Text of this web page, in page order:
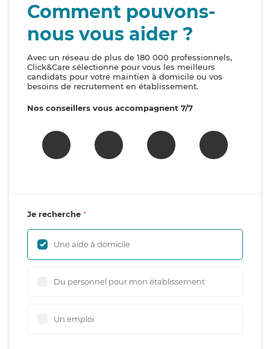
Comment pouvons-
nous vous aider ?
Avec un réseau de plus de 180 000 professionnels,
Click&Care sélectionne pour vous les meilleurs
candidats pour votre maintien à domicile ou vos
besoins de recrutement en établissement.
Nos conseillers vous accompagnent 7/7
Je recherche
Une aide à domicile
Du personnel pour mon établissement
Un emploi